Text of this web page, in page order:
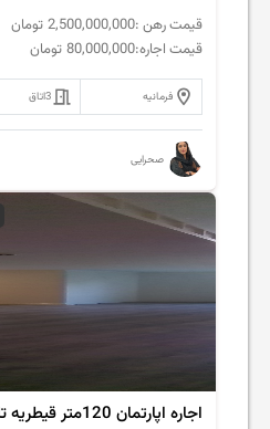
قیمت رهن :2,500,000,000 تومان
قیمت اجاره:80,000,000 تومان
فرمانیه 3اتاق
صحرایی
اجاره اپارتمان 120متر قیطریه تاپ لوکیشن